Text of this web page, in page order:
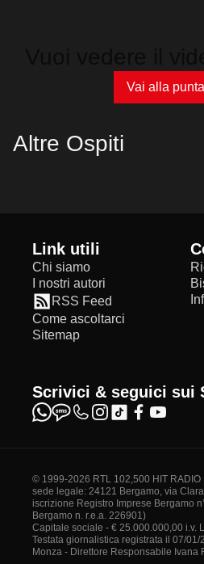
Vai alla
Altre Ospiti
Link utili
Chi siamo
I nostri autori
RSS Feed
Come ascoltarci
Sitemap
Scrivici & seguici sui
© 1999-2026 RTL 102,500 HIT RADIO
sede legale: 24121 Bergamo, via Clara
iscrizione Registro Imprese Bergamo
Bergamo n. r.e.a. 226901)
Capitale sociale - € 25.000.000,00 i.v.
Testata giornalistica registrata il 07/
Monza - Direttore Responsabile Ivana